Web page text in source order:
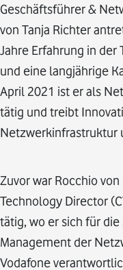
Geschäftsführer &
von Tanja Richter
Jahre Erfahrung in
und eine langjährige
April 2021 ist er als
tätig und treibt
Netzwerkinfrastruktur
Zuvor war Rocchio
Technology Director
tätig, wo er sich für
Management der
Vodafone